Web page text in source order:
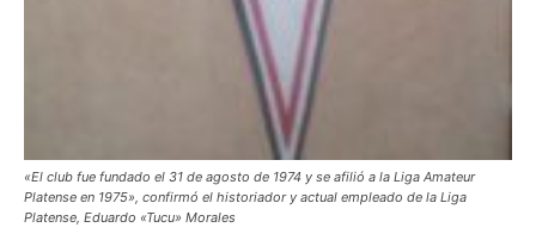
«El club fue fundado el 31 de agosto de 1974 y se afilió a la Liga Amateur
Platense en 1975», confirmó el historiador y actual empleado de la Liga
Platense, Eduardo «Tucu» Morales